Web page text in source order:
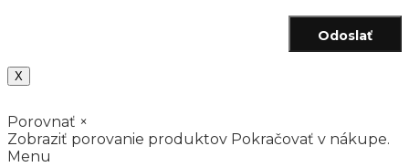
Odoslať
X
Porovnať ×
Zobraziť porovanie produktov Pokračovať v nákupe.
Menu